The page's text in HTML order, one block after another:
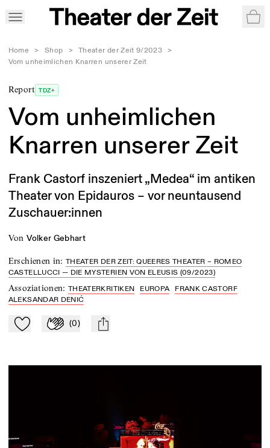
Home > Shop > Theater der Zeit 9/2023
>
Vom unheimlichen Knarren unserer Zeit
Report TDZ+
Vom unheimlichen
Knarren unserer Zeit
Frank Castorf inszeniert „Medea“ im antiken
Theater von Epidauros – vor neuntausend
Zuschauer:innen
von Volker Gebhart
Erschienen in:THEATER DER ZEIT: QUEERES THEATER – ROMEO
CASTELLUCCI — DIE MYSTERIEN VON ELEUSIS (09/2023)
Assoziationen:THEATERKRITIKEN EUROPA
FRANK CASTORF
ALEKSANDAR DENIĆ
Zu Mein-TdZ hinzufügen
Applaudieren
(0) mail